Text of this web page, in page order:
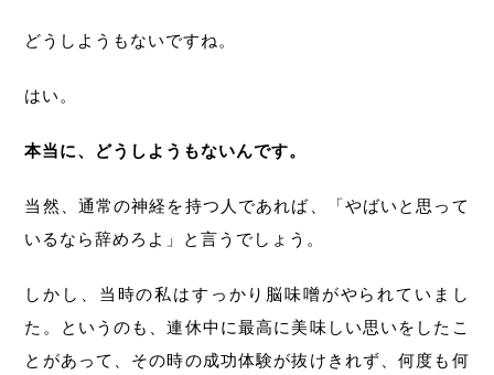
どうしようもないですね。
はい。
本当に、どうしようもないんです。
当然、通常の神経を持つ人であれば、「やばいと思って
いるなら辞めろよ」と言うでしょう。
しかし、当時の私はすっかり脳味噌がやられていまし
た。というのも、連休中に最高に美味しい思いをしたこ
とがあって、その時の成功体験が抜けきれず、何度も何